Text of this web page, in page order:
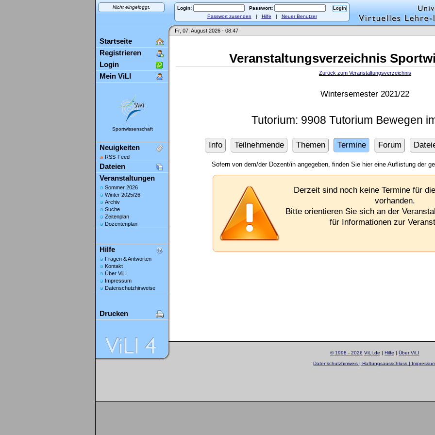
Nicht eingeloggt. Login:
Passwort:
Passwort zusenden | Hilfe | Neuer Benutzer
Fr, 07. August 2026 - 08:47
Startseite
Registrieren
Login
Mein ViLI
Sportwissenschaft
Neuigkeiten
RSS-Feed
Dateien
Veranstaltungen
Sommer 2026
Winter 2025/26
Archiv
Suche
Zeitenplan
Dozentenplan
Hilfe
Fragen & Antworten
Kontakt
Über ViLI
Impressum
Datenschutzhinweise
Drucken
Veranstaltungsverzeichnis
Zurück zum Veranstaltungsverzeichnis
Wintersemester 2021/22
Tutorium: 9908 Tutorium Bewegen
Info Teilnehmende Themen Termine Forum
Sofern von dem/der Dozent/in angegeben, finden Sie hier eine Auflistung der
Derzeit sind noch keine Termine für
vorhanden.
Bitte orientieren Sie sich an der
für Informationen zur
© 1998 - 2026 ViLI.de | Hilfe | Über ViLI
Datenschutzhinweis | Haftungsausschluss |